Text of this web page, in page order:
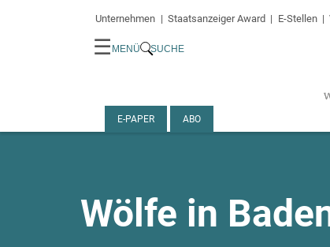
Unternehmen Staatsanzeiger Award E-Stellen
☰ MENÜ SUCHE
E-PAPER ABO
Wölfe in